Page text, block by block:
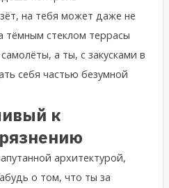
на тебя может даже не
тёмным стеклом террасы
а ты, с закусками в
себя частью безумной
к
архитектурой,
о том, что ты за